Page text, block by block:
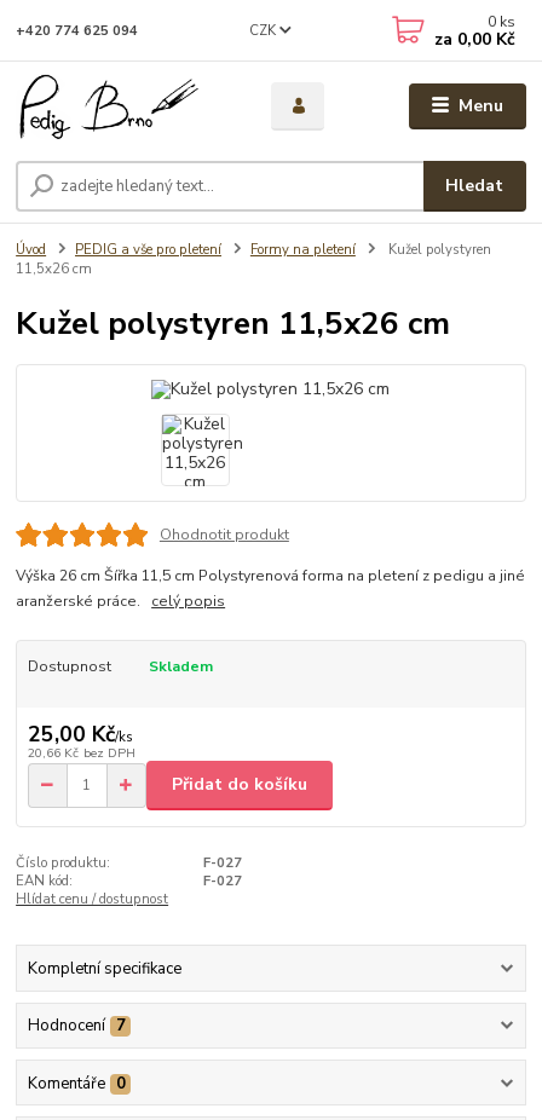
Menu
CZK
Hledat
+420 774 625 094 0 ks
za 0,00 Kč
Úvod PEDIG a vše pro pletení Formy na pletení
Kužel polystyren
11,5x26 cm
Kužel polystyren 11,5x26 cm
Ohodnotit produkt
Výška 26 cm Šířka 11,5 cm Polystyrenová forma na pletení z pedigu a jiné
aranžerské práce. celý popis
Dostupnost Skladem
25,00 Kč/ks
20,66 Kč bez DPH
Přidat do košíku
Číslo produktu:
F-027
EAN kód:
F-027
Hlídat cenu / dostupnost
Kompletní specifikace
Hodnocení 7
Komentáře 0